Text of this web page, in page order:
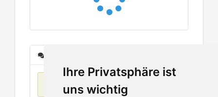
Ihre Privatsphäre ist
uns wichtig
Keine Einträge